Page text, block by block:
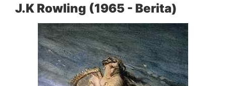
J.K Rowling (1965 - Berita)